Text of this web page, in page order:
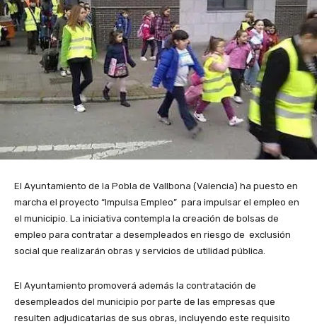
El Ayuntamiento de la Pobla de Vallbona (Valencia) ha puesto en
marcha el proyecto “Impulsa Empleo” para impulsar el empleo en
el municipio. La iniciativa contempla la creación de bolsas de
empleo para contratar a desempleados en riesgo de exclusión
social que realizarán obras y servicios de utilidad pública.
El Ayuntamiento promoverá además la contratación de
desempleados del municipio por parte de las empresas que
resulten adjudicatarias de sus obras, incluyendo este requisito